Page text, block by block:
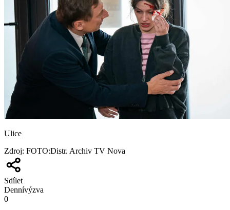
Ulice
Zdroj: FOTO:Distr. Archiv TV Nova
Sdílet
Dennívýzva
0